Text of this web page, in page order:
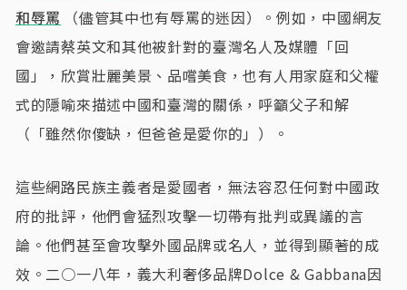
和辱罵
（儘管其中也有辱罵的迷因）。例如，中國網友
會邀請蔡英文和其他被針對的臺灣名人及媒體「回
國」，欣賞壯麗美景、品嚐美食，也有人用家庭和父權
式的隱喻來描述中國和臺灣的關係，呼籲父子和解
（「雖然你傻缺，但爸爸是愛你的」）。
這些網路民族主義者是愛國者，無法容忍任何對中國政
府的批評，他們會猛烈攻擊一切帶有批判或異議的言
論。他們甚至會攻擊外國品牌或名人，並得到顯著的成
效。二○一八年，義大利奢侈品牌Dolce & Gabbana因